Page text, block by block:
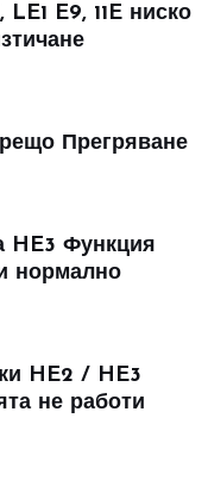
E9, 11E ниско
Прегряване
HE3 Функция
нормално
HE2 / HE3
не работи